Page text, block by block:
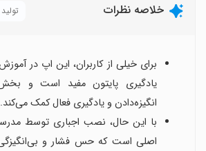
خلاصه نظرات
برای خیلی از کاربران، این اپ در
یادگیری پایتون مفید است و بخش
انگیزه‌دادن و یادگیری فعال کمک می‌کند.
با این حال، نصب اجباری توسط
اصلی است که حس فشار و